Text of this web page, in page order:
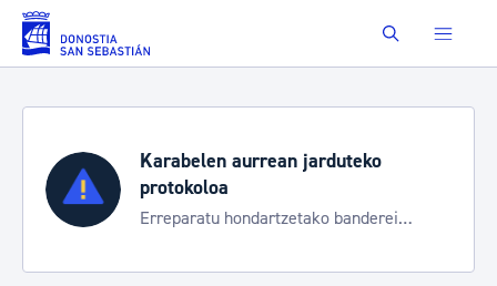
Eduki nagusira joan Buscar
Karabelen aurrean jarduteko
protokoloa
Erreparatu hondartzetako banderei